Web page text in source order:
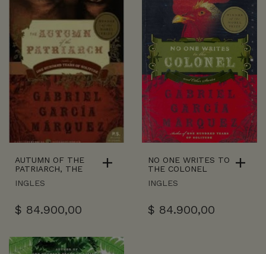
AUTUMN OF THE
PATRIARCH, THE
INGLES
$ 84.900,00
NO ONE WRITES TO
THE COLONEL
INGLES
$ 84.900,00